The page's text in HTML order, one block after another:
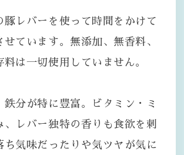
豚レバーを使って時間をかけて
せています。無添加、無香料、
は一切使用していません。
鉄分が特に豊富。ビタミン・ミ
、レバー独特の香りも食欲を刺
ち気味だったりや気ツヤが気に